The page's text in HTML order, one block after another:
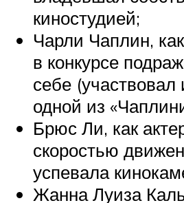
киностудией;
Чарли Чаплин,
в конкурсе
себе (участвовал
одной из
Брюс Ли, как
скоростью
успевала
Жанна Луиза